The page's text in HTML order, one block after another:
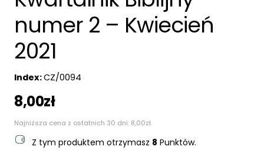
numer 2 – Kwiecień
2021
Index:CZ/0094
8,00zł
Najniższa cena z ostatnich 30 dni: 8,00zł.
Z tym produktem otrzymasz 8 Punktów.